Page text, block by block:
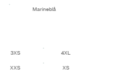
Marineblå
3XS
XXS
4XL
XS